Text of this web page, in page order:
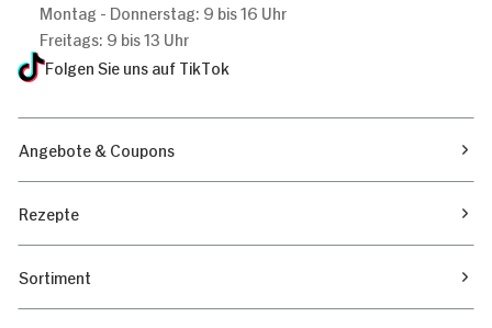
Montag - Donnerstag: 9 bis 16 Uhr
Freitags: 9 bis 13 Uhr
Folgen Sie uns auf TikTok
Angebote & Coupons
Rezepte
Sortiment